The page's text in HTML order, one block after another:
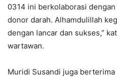
0314 ini berkolaborasi dengan
donor darah. Alhamdulillah
dengan lancar dan sukses,”
wartawan.
Muridi Susandi juga